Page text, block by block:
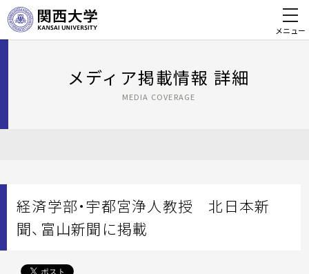
メニュー
メディア掲載情報 詳細
MEDIA COVERAGE
経済学部・宇都宮浄人教授 北日本新
聞、富山新聞に掲載